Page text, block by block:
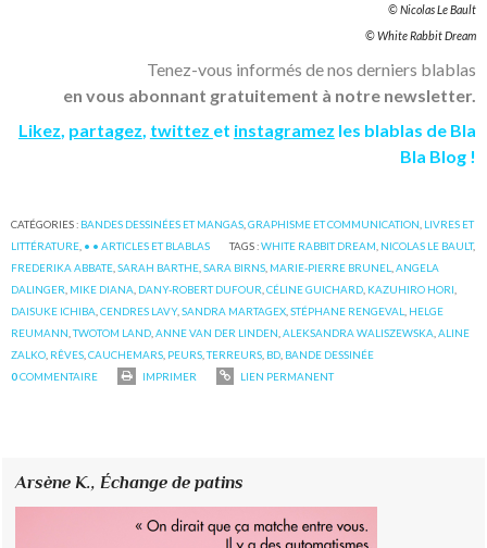
© Nicolas Le Bault
© White Rabbit Dream
Tenez-vous informés de nos derniers blablas
en vous abonnant gratuitement à notre newsletter.
Likez, partagez, twittez et instagramez les blablas de Bla
Bla Blog !
CATÉGORIES : BANDES DESSINÉES ET MANGAS,GRAPHISME ET COMMUNICATION, LIVRES ET
LITTÉRATURE, • • ARTICLES ET BLABLAS TAGS :WHITE RABBIT DREAM, NICOLAS LE BAULT,
FREDERIKA ABBATE,SARAH BARTHE,SARA BIRNS, MARIE-PIERRE BRUNEL,ANGELA
DALINGER, MIKE DIANA, DANY-ROBERT DUFOUR,CÉLINE GUICHARD, KAZUHIRO HORI,
DAISUKE ICHIBA,CENDRES LAVY,SANDRA MARTAGEX,STÉPHANE RENGEVAL, HELGE
REUMANN,TWOTOM LAND,ANNE VAN DER LINDEN,ALEKSANDRA WALISZEWSKA,ALINE
ZALKO, RÊVES,CAUCHEMARS, PEURS,TERREURS, BD, BANDE DESSINÉE
0COMMENTAIRE IMPRIMER LIEN PERMANENT
Arsène K.,Échange de patins